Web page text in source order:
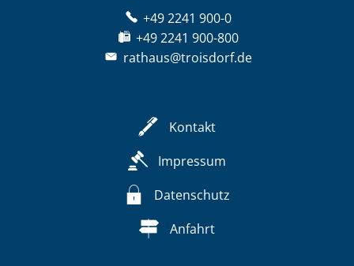
+49 2241 900-0
+49 2241 900-800
rathaus@troisdorf.de
Kontakt
Impressum
Datenschutz
Anfahrt